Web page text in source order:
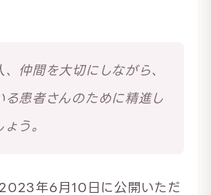
、仲間を大切にしながら、
る患者さんのために精進し
う。
年6月10日に公開いただ